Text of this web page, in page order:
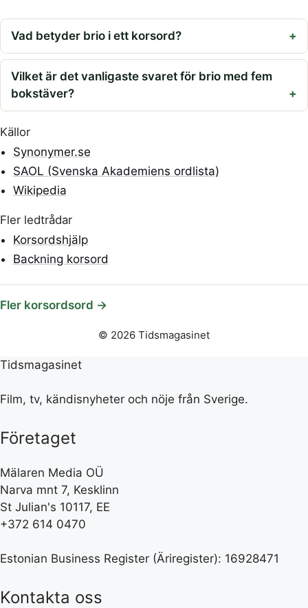
Vad betyder brio i ett korsord?
Vilket är det vanligaste svaret för brio med fem
bokstäver?
Källor
Synonymer.se
SAOL (Svenska Akademiens ordlista)
Wikipedia
Fler ledtrådar
Korsordshjälp
Backning korsord
Fler korsordsord →
© 2026 Tidsmagasinet
Tidsmagasinet
Film, tv, kändisnyheter och nöje från Sverige.
Företaget
Mälaren Media OÜ
Narva mnt 7, Kesklinn
St Julian's 10117, EE
+372 614 0470
Estonian Business Register (Äriregister): 16928471
Kontakta oss